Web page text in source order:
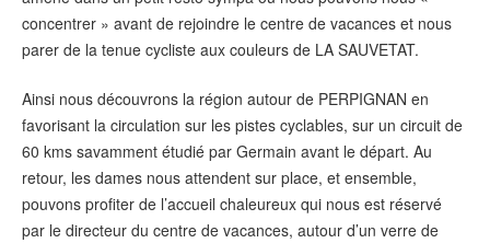
concentrer » avant de rejoindre le centre de vacances et nous
parer de la tenue cycliste aux couleurs de LA SAUVETAT.
Ainsi nous découvrons la région autour de PERPIGNAN en
favorisant la circulation sur les pistes cyclables, sur un circuit de
60 kms savamment étudié par Germain avant le départ. Au
retour, les dames nous attendent sur place, et ensemble,
pouvons profiter de l’accueil chaleureux qui nous est réservé
par le directeur du centre de vacances, autour d’un verre de